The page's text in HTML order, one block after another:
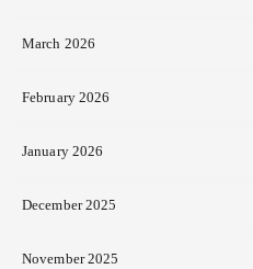
March 2026
February 2026
January 2026
December 2025
November 2025